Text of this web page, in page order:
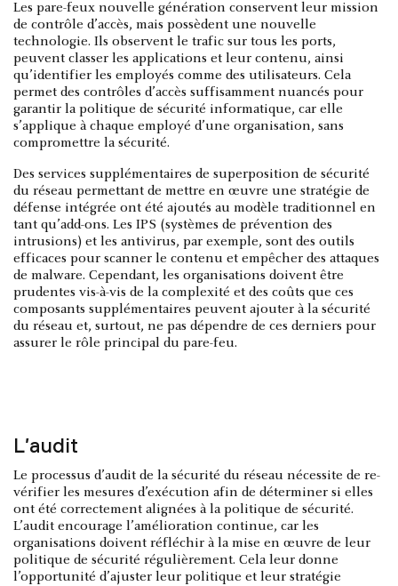
Les pare-feux nouvelle génération conservent leur mission
de contrôle d’accès, mais possèdent une nouvelle
technologie. Ils observent le trafic sur tous les ports,
peuvent classer les applications et leur contenu, ainsi
qu’identifier les employés comme des utilisateurs. Cela
permet des contrôles d’accès suffisamment nuancés pour
garantir la politique de sécurité informatique, car elle
s’applique à chaque employé d’une organisation, sans
compromettre la sécurité.
Des services supplémentaires de superposition de sécurité
du réseau permettant de mettre en œuvre une stratégie de
défense intégrée ont été ajoutés au modèle traditionnel en
tant qu’add-ons. Les IPS (systèmes de prévention des
intrusions) et les antivirus, par exemple, sont des outils
efficaces pour scanner le contenu et empêcher des attaques
de malware. Cependant, les organisations doivent être
prudentes vis-à-vis de la complexité et des coûts que ces
composants supplémentaires peuvent ajouter à la sécurité
du réseau et, surtout, ne pas dépendre de ces derniers pour
assurer le rôle principal du pare-feu.
L’audit
Le processus d’audit de la sécurité du réseau nécessite de re-
vérifier les mesures d’exécution afin de déterminer si elles
ont été correctement alignées à la politique de sécurité.
L’audit encourage l’amélioration continue, car les
organisations doivent réfléchir à la mise en œuvre de leur
politique de sécurité régulièrement. Cela leur donne
l’opportunité d’ajuster leur politique et leur stratégie